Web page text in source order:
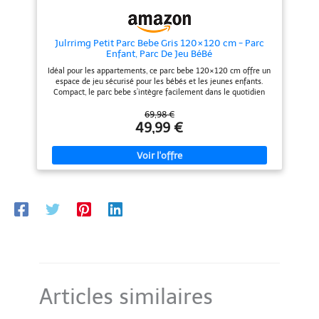
lancer et la reconnaissance des
traction intégrées aident votre
enfant à se hisser, se tenir
ainsi le développement moteur
de manière ludique. MONTAGE
SIMPLE ET RANGEMENT
pour créer instantanément un
facilement et se range de
manière compacte dans le sac
de transport inclus – parfait pour
permet aux bébés et aux parents
parents se sentent à l'aise et les
bébés ont un sentiment de
Facile à nettoyer】- L'aire parc
de jeux bébé est fabriquée en
tissu oxford 300d et en maille
l'essuyer avec un chiffon humide
propre et hygiénique. (Conseil :
les boules océaniques incluses
dans le produit，50)
Julrrimg Petit Parc Bebe Gris 120×120 cm - Parc
Enfant, Parc De Jeu BéBé
Idéal pour les appartements, ce parc bebe 120×120 cm offre un
espace de jeu sécurisé pour les bébés et les jeunes enfants.
Compact, le parc bebe s’intègre facilement dans le quotidien
le parc bebe particulièrement stable et résistant, assurant une
bonne durabilité même en cas d’utilisation active. Grâce à sa
structure fixe non pliable, le parc bebe conserve efficacement sa
forme au fil du temps Grâce aux ventouses antidérapantes, le
parc bebe reste bien fixé sur les sols lisses comme le carrelage
ou le parquet, offrant un environnement de jeu stable et sécurisé
harmonieux dans l’espace de vie Avec ses panneaux en maille
69,98 €
49,99 €
Articles similaires